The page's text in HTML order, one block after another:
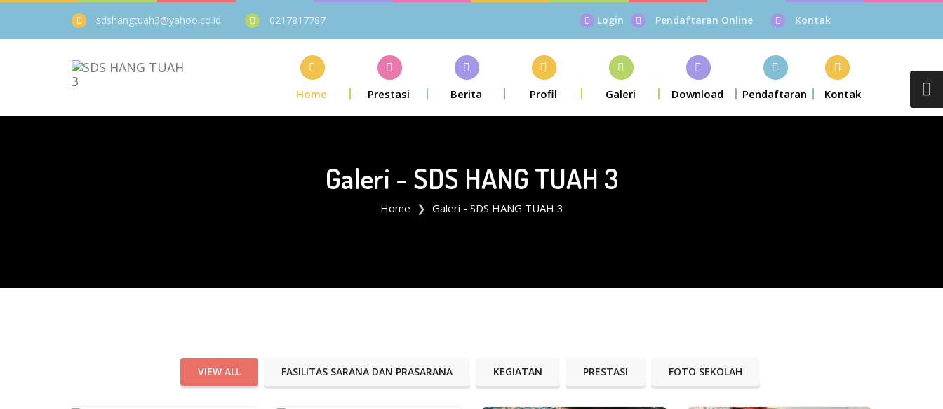
sdshangtuah3@yahoo.co.id 0217817787 Login Pendaftaran Online Kontak
Home Prestasi Berita Profil Galeri Download Pendaftaran Kontak
Galeri - SDS HANG TUAH 3
Home Galeri - SDS HANG TUAH 3
VIEW ALL FASILITAS SARANA DAN PRASARANA KEGIATAN PRESTASI FOTO SEKOLAH